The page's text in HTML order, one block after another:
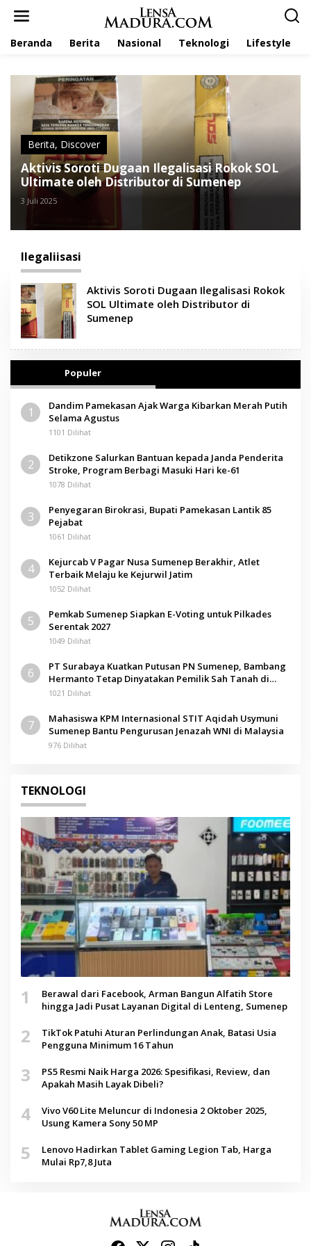
Beranda Berita Nasional Teknologi Lifestyle
Berita, Discover
Aktivis Soroti Dugaan Ilegalisasi Rokok SOL
Ultimate oleh Distributor di Sumenep
3 Juli 2025
Ilegaliisasi
Aktivis Soroti Dugaan Ilegalisasi Rokok
SOL Ultimate oleh Distributor di
Sumenep
Populer
1
Dandim Pamekasan Ajak Warga Kibarkan Merah Putih
Selama Agustus
1101 Dilihat
2
Detikzone Salurkan Bantuan kepada Janda Penderita
Stroke, Program Berbagi Masuki Hari ke-61
1078 Dilihat
3
Penyegaran Birokrasi, Bupati Pamekasan Lantik 85
Pejabat
1061 Dilihat
4
Kejurcab V Pagar Nusa Sumenep Berakhir, Atlet
Terbaik Melaju ke Kejurwil Jatim
1052 Dilihat
5
Pemkab Sumenep Siapkan E-Voting untuk Pilkades
Serentak 2027
1049 Dilihat
6
PT Surabaya Kuatkan Putusan PN Sumenep, Bambang
Hermanto Tetap Dinyatakan Pemilik Sah Tanah di
Pamolokan
1021 Dilihat
7
Mahasiswa KPM Internasional STIT Aqidah Usymuni
Sumenep Bantu Pengurusan Jenazah WNI di Malaysia
976 Dilihat
TEKNOLOGI
1
Berawal dari Facebook, Arman Bangun Alfatih Store
hingga Jadi Pusat Layanan Digital di Lenteng, Sumenep
2
TikTok Patuhi Aturan Perlindungan Anak, Batasi Usia
Pengguna Minimum 16 Tahun
3
PS5 Resmi Naik Harga 2026: Spesifikasi, Review, dan
Apakah Masih Layak Dibeli?
4
Vivo V60 Lite Meluncur di Indonesia 2 Oktober 2025,
Usung Kamera Sony 50 MP
5
Lenovo Hadirkan Tablet Gaming Legion Tab, Harga
Mulai Rp7,8 Juta